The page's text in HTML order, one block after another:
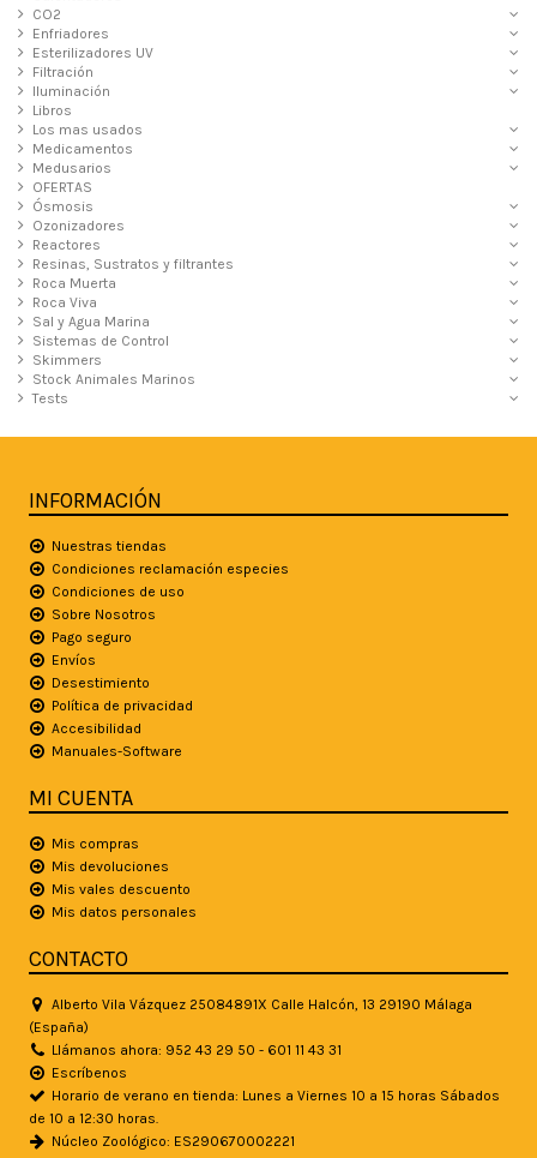
CO2
Enfriadores
Esterilizadores UV
Filtración
Iluminación
Libros
Los mas usados
Medicamentos
Medusarios
OFERTAS
Ósmosis
Ozonizadores
Reactores
Resinas, Sustratos y filtrantes
Roca Muerta
Roca Viva
Sal y Agua Marina
Sistemas de Control
Skimmers
Stock Animales Marinos
Tests
INFORMACIÓN
Nuestras tiendas
Condiciones reclamación especies
Condiciones de uso
Sobre Nosotros
Pago seguro
Envíos
Desestimiento
Política de privacidad
Accesibilidad
Manuales-Software
MI CUENTA
Mis compras
Mis devoluciones
Mis vales descuento
Mis datos personales
CONTACTO
Alberto Vila Vázquez 25084891X Calle Halcón, 13 29190 Málaga
(España)
Llámanos ahora: 952 43 29 50 - 601 11 43 31
Escríbenos
Horario de verano en tienda: Lunes a Viernes 10 a 15 horas Sábados
de 10 a 12:30 horas.
Núcleo Zoológico: ES290670002221